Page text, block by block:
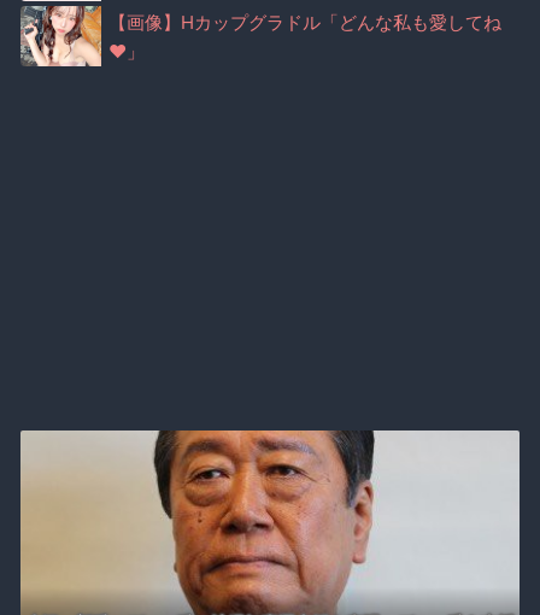
【画像】Hカップグラドル「どんな私も愛してね
♥」